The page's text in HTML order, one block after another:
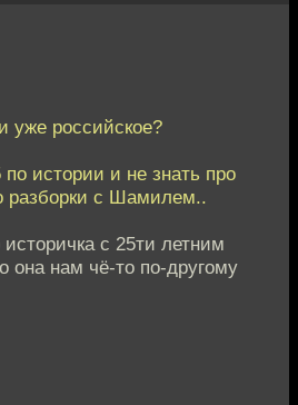
уже российское?
истории и не знать про
разборки с Шамилем..
с 25ти летним
она нам чё-то по-другому